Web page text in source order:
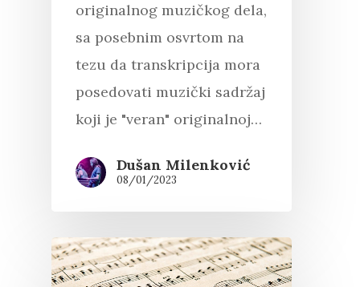
originalnog muzičkog dela,
sa posebnim osvrtom na
tezu da transkripcija mora
posedovati muzički sadržaj
koji je "veran" originalnoj…
Dušan Milenković
08/01/2023